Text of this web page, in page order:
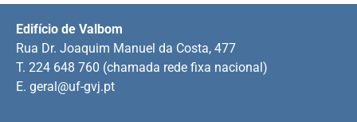
Edifício de Valbom
Rua Dr. Joaquim Manuel da Costa, 477
T. 224 648 760 (chamada rede fixa nacional)
E. geral@uf-gvj.pt